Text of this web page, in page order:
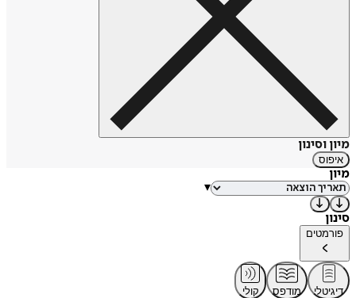
מיון וסינון
איפוס
מיון
▾
סינון
פורמטים
דיגיטלי מודפס
קולי